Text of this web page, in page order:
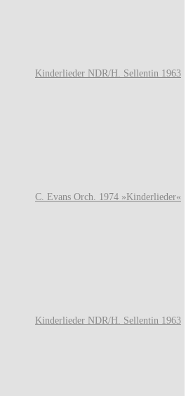
Kinderlieder NDR/H. Sellentin 1963
C. Evans Orch. 1974 »Kinderlieder«
Kinderlieder NDR/H. Sellentin 1963